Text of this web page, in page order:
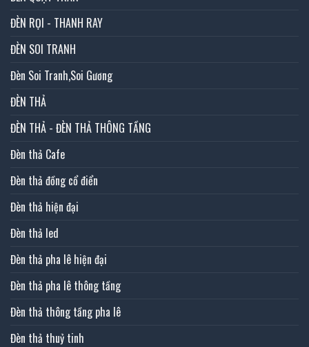
ĐÈN RỌI - THANH RAY
ĐÈN SOI TRANH
Đèn Soi Tranh,Soi Gương
ĐÈN THẢ
ĐÈN THẢ - ĐÈN THẢ THÔNG TẦNG
Đèn thả Cafe
Đèn thả đồng cổ điển
Đèn thả hiện đại
Đèn thả led
Đèn thả pha lê hiện đại
Đèn thả pha lê thông tầng
Đèn thả thông tầng pha lê
Đèn thả thuỷ tinh